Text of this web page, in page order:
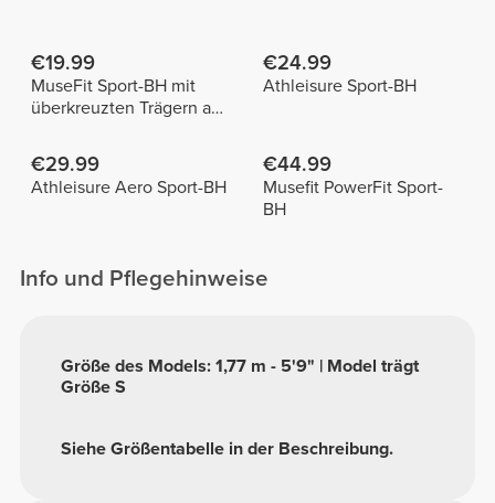
€19.99
MuseFit Sport-BH mit
überkreuzten Trägern am
€24.99
Athleisure Sport-BH
€29.99
Athleisure Aero Sport-BH
€44.99
Musefit PowerFit Sport-
BH
Info und Pflegehinweise
Siehe Größentabelle in der Beschreibung.
Größe des Models: 1,77 m - 5'9" | Model trägt
Größe S